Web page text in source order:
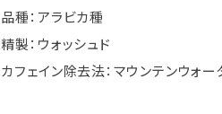
品種：アラビカ種
精製：ウォッシュド
カフェイン除去法：マウンテンウォ